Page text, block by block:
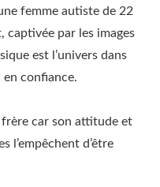
femme autiste de 22
captivée par les images
est l’univers dans
en confiance.
frère car son attitude et
l’empêchent d’être